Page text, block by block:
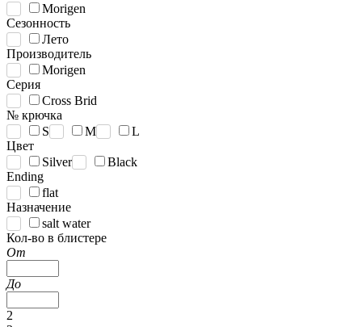
Morigen
Сезонность
Лето
Производитель
Morigen
Серия
Cross Brid
№ крючка
S
M
L
Цвет
Silver
Black
Ending
flat
Назначение
salt water
Кол-во в блистере
От
До
2